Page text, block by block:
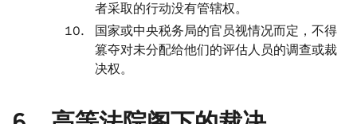
者采取的行动没有管辖权。
国家或中央税务局的官员视情况而定，不得
篡夺对未分配给他们的评估人员的调查或裁
决权。